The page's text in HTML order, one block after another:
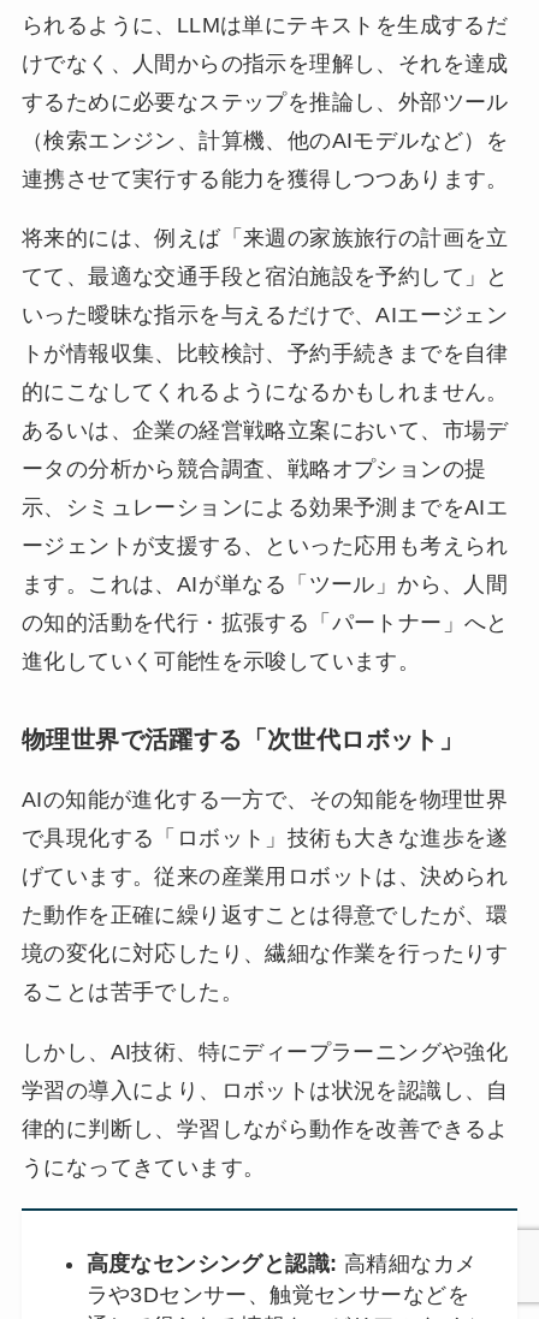
られるように、LLMは単にテキストを生成するだ
けでなく、人間からの指示を理解し、それを達成
するために必要なステップを推論し、外部ツール
（検索エンジン、計算機、他のAIモデルなど）を
連携させて実行する能力を獲得しつつあります。
将来的には、例えば「来週の家族旅行の計画を立
てて、最適な交通手段と宿泊施設を予約して」と
いった曖昧な指示を与えるだけで、AIエージェン
トが情報収集、比較検討、予約手続きまでを自律
的にこなしてくれるようになるかもしれません。
あるいは、企業の経営戦略立案において、市場デ
ータの分析から競合調査、戦略オプションの提
示、シミュレーションによる効果予測までをAIエ
ージェントが支援する、といった応用も考えられ
ます。これは、AIが単なる「ツール」から、人間
の知的活動を代行・拡張する「パートナー」へと
進化していく可能性を示唆しています。
物理世界で活躍する「次世代ロボット」
AIの知能が進化する一方で、その知能を物理世界
で具現化する「ロボット」技術も大きな進歩を遂
げています。従来の産業用ロボットは、決められ
た動作を正確に繰り返すことは得意でしたが、環
境の変化に対応したり、繊細な作業を行ったりす
ることは苦手でした。
しかし、AI技術、特にディープラーニングや強化
学習の導入により、ロボットは状況を認識し、自
律的に判断し、学習しながら動作を改善できるよ
うになってきています。
高度なセンシングと認識: 高精細なカメ
ラや3Dセンサー、触覚センサーなどを